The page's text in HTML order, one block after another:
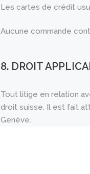
Les cartes de crédit
Aucune commande
8. DROIT
Tout litige en relation
droit suisse. Il est fait
Genève.